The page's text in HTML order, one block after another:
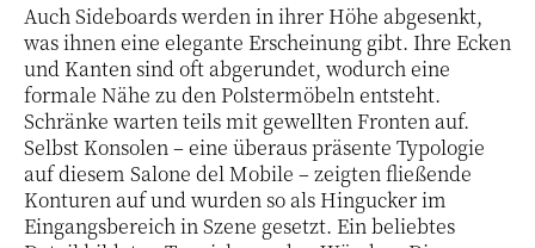
Auch Sideboards werden in ihrer Höhe abgesenkt,
was ihnen eine elegante Erscheinung gibt. Ihre Ecken
und Kanten sind oft abgerundet, wodurch eine
formale Nähe zu den Polstermöbeln entsteht.
Schränke warten teils mit gewellten Fronten auf.
Selbst Konsolen – eine überaus präsente Typologie
auf diesem Salone del Mobile – zeigten fließende
Konturen auf und wurden so als Hingucker im
Eingangsbereich in Szene gesetzt. Ein beliebtes